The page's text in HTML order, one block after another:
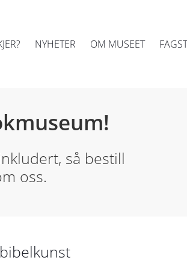
NYHETER OM MUSEET
så bestill
oss.